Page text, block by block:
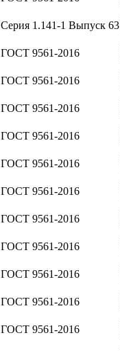
Серия 1.141-1 Выпуск 63
ГОСТ 9561-2016
ГОСТ 9561-2016
ГОСТ 9561-2016
ГОСТ 9561-2016
ГОСТ 9561-2016
ГОСТ 9561-2016
ГОСТ 9561-2016
ГОСТ 9561-2016
ГОСТ 9561-2016
ГОСТ 9561-2016
ГОСТ 9561-2016